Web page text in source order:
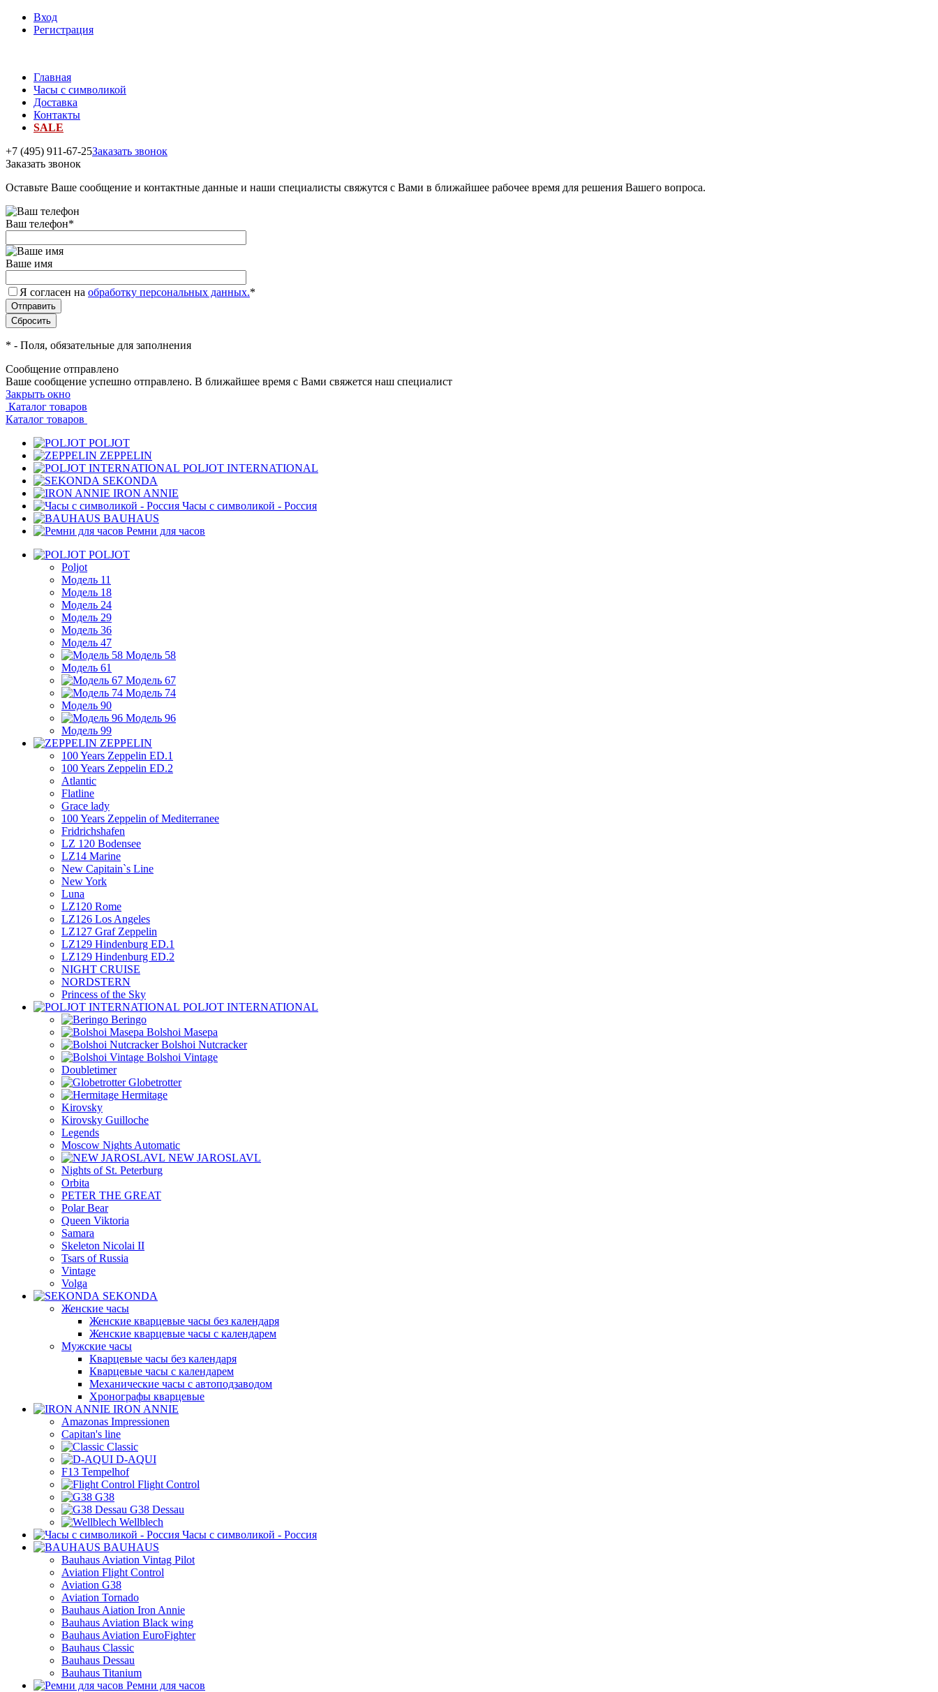
Вход
Регистрация
Главная
Часы с символикой
Доставка
Контакты
SALE
+7 (495) 911-67-25Заказать звонок
Заказать звонок
Оставьте Ваше сообщение и контактные данные и наши специалисты свяжутся с Вами в ближайшее рабочее время для решения Вашего вопроса.
Ваш телефон*
Ваше имя
Я согласен на обработку персональных данных.*
* - Поля, обязательные для заполнения
Сообщение отправлено
Ваше сообщение успешно отправлено. В ближайшее время с Вами свяжется наш специалист
Закрыть окно
Каталог товаров
Каталог товаров
POLJOT
ZEPPELIN
POLJOT INTERNATIONAL
SEKONDA
IRON ANNIE
Часы с символикой - Россия
BAUHAUS
Ремни для часов
POLJOT
Poljot
Модель 11
Модель 18
Модель 24
Модель 29
Модель 36
Модель 47
Модель 58
Модель 61
Модель 67
Модель 74
Модель 90
Модель 96
Модель 99
ZEPPELIN
100 Years Zeppelin ED.1
100 Years Zeppelin ED.2
Atlantic
Flatline
Grace lady
100 Years Zeppelin of Mediterranee
Fridrichshafen
LZ 120 Bodensee
LZ14 Marine
New Capitain`s Line
New York
Luna
LZ120 Rome
LZ126 Los Angeles
LZ127 Graf Zeppelin
LZ129 Hindenburg ED.1
LZ129 Hindenburg ED.2
NIGHT CRUISE
NORDSTERN
Princess of the Sky
POLJOT INTERNATIONAL
Beringo
Bolshoi Masepa
Bolshoi Nutcracker
Bolshoi Vintage
Doubletimer
Globetrotter
Hermitage
Kirovsky
Kirovsky Guilloche
Legends
Moscow Nights Automatic
NEW JAROSLAVL
Nights of St. Peterburg
Orbita
PETER THE GREAT
Polar Bear
Queen Viktoria
Samara
Skeleton Nicolai II
Tsars of Russia
Vintage
Volga
SEKONDA
Женские часы
Женские кварцевые часы без календаря
Женские кварцевые часы с календарем
Мужские часы
Кварцевые часы без календаря
Кварцевые часы с календарем
Механические часы с автоподзаводом
Хронографы кварцевые
IRON ANNIE
Amazonas Impressionen
Capitan's line
Classic
D-AQUI
F13 Tempelhof
Flight Control
G38
G38 Dessau
Wellblech
Часы с символикой - Россия
BAUHAUS
Bauhaus Aviation Vintag Pilot
Aviation Flight Control
Aviation G38
Aviation Tornado
Bauhaus Aiation Iron Annie
Bauhaus Aviation Black wing
Bauhaus Aviation EuroFighter
Bauhaus Classic
Bauhaus Dessau
Bauhaus Titanium
Ремни для часов